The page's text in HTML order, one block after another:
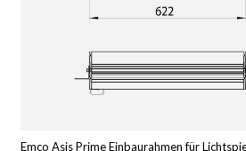
Emco Asis Prime Einbaurahmen für